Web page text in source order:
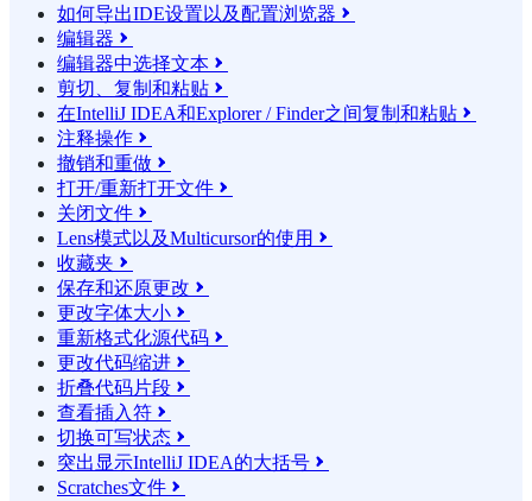
如何导出IDE设置以及配置浏览器 
编辑器 
编辑器中选择文本 
剪切、复制和粘贴 
在IntelliJ IDEA和Explorer / Finder之间复制和粘贴 
注释操作 
撤销和重做 
打开/重新打开文件 
关闭文件 
Lens模式以及Multicursor的使用 
收藏夹 
保存和还原更改 
更改字体大小 
重新格式化源代码 
更改代码缩进 
折叠代码片段 
查看插入符 
切换可写状态 
突出显示IntelliJ IDEA的大括号 
Scratches文件 